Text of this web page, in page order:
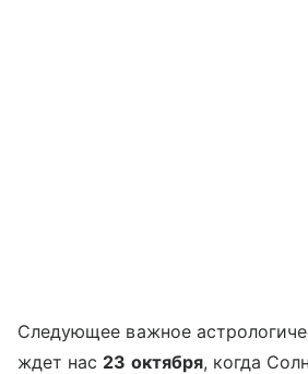
Следующее важное
ждет нас 23 октября, когда